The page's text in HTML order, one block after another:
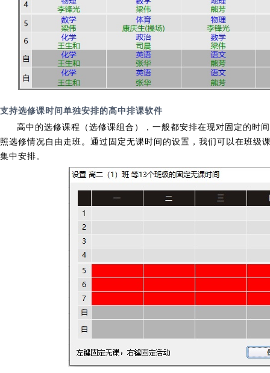
支持选修课时间单独安排的高中排课软件
高中的选修课程（选修课组合），一般都安排在现对固定的时
照选修情况自由走班。通过固定无课时间的设置，我们可以在班级
集中安排。